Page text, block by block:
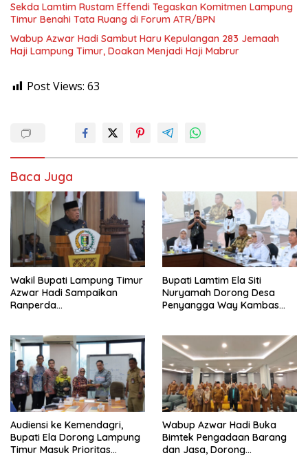
Sekda Lamtim Rustam Effendi Tegaskan Komitmen Lampung
Timur Benahi Tata Ruang di Forum ATR/BPN
Wabup Azwar Hadi Sambut Haru Kepulangan 283 Jemaah
Haji Lampung Timur, Doakan Menjadi Haji Mabrur
Post Views: 63
Baca Juga
Wakil Bupati Lampung Timur
Azwar Hadi Sampaikan
Ranperda
WTP Delapan Kali Berturut-
turut
Bupati Lamtim Ela Siti
Nuryamah Dorong Desa
Penyangga Way Kambas
Audiensi ke Kemendagri,
Bupati Ela Dorong Lampung
Timur Masuk Prioritas
Wabup Azwar Hadi Buka
Bimtek Pengadaan Barang
dan Jasa, Dorong